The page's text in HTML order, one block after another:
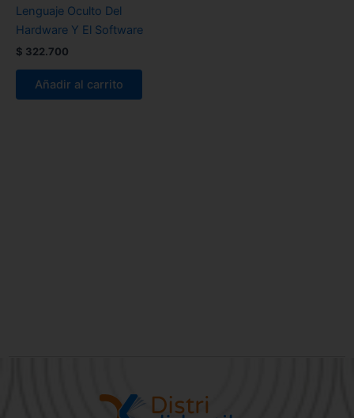
Lenguaje Oculto Del
Hardware Y El Software
$ 322.700
Añadir al carrito